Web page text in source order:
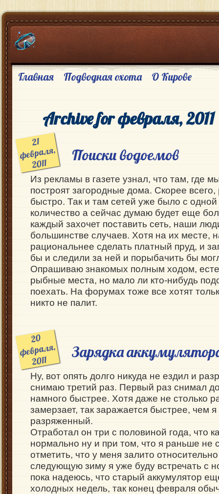
Главная Подводная охота О Кирове
Archive for февраля, 2011
21
февраля,
2011
Поиски водоемов
Из рекламы в газете узнал, что там, где
построят загородные дома. Скорее
быстро. Так и там сетей уже было с
количество а сейчас думаю будет еще
каждый захочет поставить сеть, наши
большинстве случаев. Хотя на их месте,
рациональнее сделать платный пруд, и
бы и следили за ней и порыбачить бы
Опрашиваю знакомых полным ходом,
рыбные места, но мало ли кто-нибудь
поехать. На форумах тоже все хотят
никто не палит.
20
февраля,
2011
Зарядка
Ну, вот опять долго никуда не ездил и
снимаю третий раз. Первый раз снимал
намного быстрее. Хотя даже не столько
замерзает, так заражается быстрее, чем
разряженный.
Отработал он три с половиной года, что
нормально ну и при том, что я раньше не
отметить, что у меня залито
следующую зиму я уже буду встречать с
пока надеюсь, что старый аккумулятор
холодных недель, так конец февраля